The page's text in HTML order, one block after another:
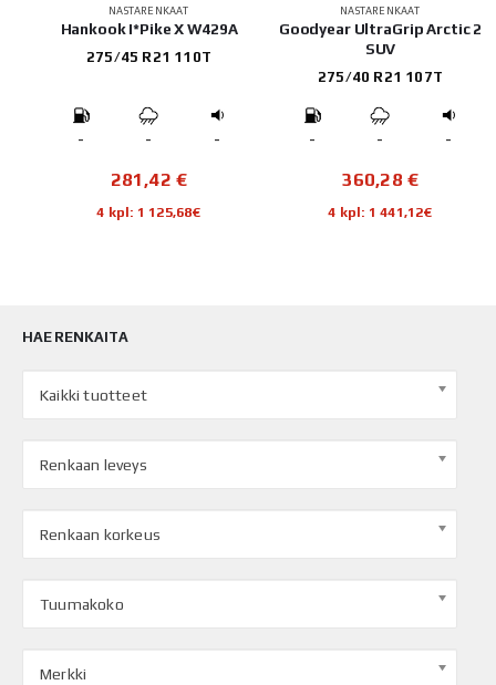
NASTARENKAAT
Hankook I*Pike X W429A
275/45 R21 110T
- - -
281,42€
4 kpl: 1 125,68€
NASTARENKAAT
Goodyear UltraGrip Arctic 2
SUV
275/40 R21 107T
- - -
360,28€
4 kpl: 1 441,12€
HAE RENKAITA
Kaikki tuotteet
Renkaan leveys
Renkaan korkeus
Tuumakoko
Merkki